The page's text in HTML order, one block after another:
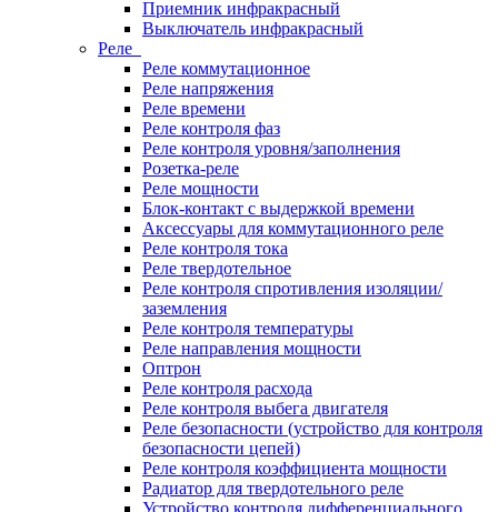
Приемник инфракрасный
Выключатель инфракрасный
Реле
Реле коммутационное
Реле напряжения
Реле времени
Реле контроля фаз
Реле контроля уровня/заполнения
Розетка-реле
Реле мощности
Блок-контакт с выдержкой времени
Аксессуары для коммутационного реле
Реле контроля тока
Реле твердотельное
Реле контроля спротивления изоляции/
заземления
Реле контроля температуры
Реле направления мощности
Оптрон
Реле контроля расхода
Реле контроля выбега двигателя
Реле безопасности (устройство для контроля
безопасности цепей)
Реле контроля коэффициента мощности
Радиатор для твердотельного реле
Устройство контроля дифференциального